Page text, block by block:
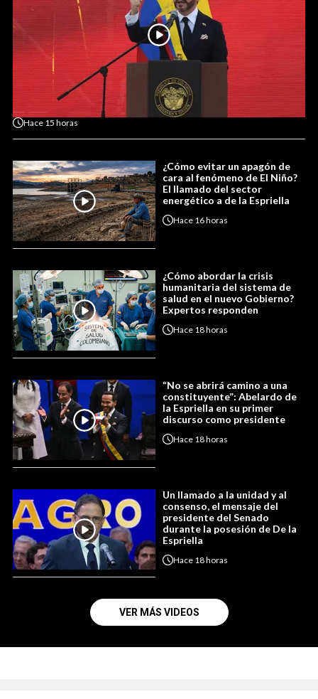
Hace 15 horas
¿Cómo evitar un apagón de
cara al fenómeno de El Niño?
El llamado del sector
energético a de la Espriella
Hace 16 horas
¿Cómo abordar la crisis
humanitaria del sistema de
salud en el nuevo Gobierno?
Expertos responden
Hace 18 horas
“No se abrirá camino a una
constituyente”: Abelardo de
la Espriella en su primer
discurso como presidente
Hace 18 horas
Un llamado a la unidad y al
consenso, el mensaje del
presidente del Senado
durante la posesión de De la
Espriella
Hace 18 horas
VER MÁS VIDEOS